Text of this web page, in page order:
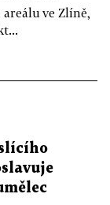
ve Zlíně,